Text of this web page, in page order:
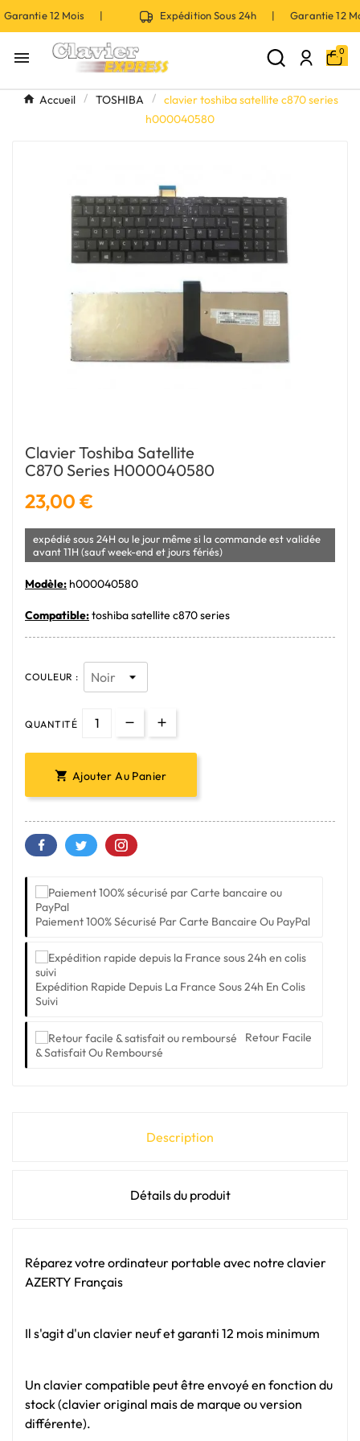
12 Mois | Expédition Sous 24h | Garantie 12
 0
Accueil TOSHIBA
clavier toshiba satellite c870 series
h000040580
Clavier Toshiba Satellite
C870 Series H000040580
23,00 €
expédié sous 24H ou le jour même si la commande est validée
avant 11H (sauf week-end et jours fériés)
Modèle: h000040580
Compatible:toshiba satellite c870 series
COULEUR :
QUANTITÉ
 Ajouter Au Panier
Paiement 100% Sécurisé Par Carte Bancaire Ou PayPal
Expédition Rapide Depuis La France Sous 24h En Colis
Suivi
Retour Facile
& Satisfait Ou Remboursé
Description
Détails du produit
Réparez votre ordinateur portable avec notre clavier
AZERTY Français
Il s'agit d'un clavier neuf et garanti 12 mois minimum
Un clavier compatible peut être envoyé en fonction du
stock (clavier original mais de marque ou version
différente).